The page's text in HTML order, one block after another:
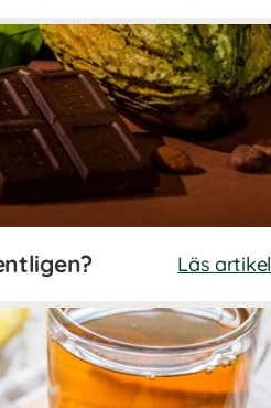
Läs artikel